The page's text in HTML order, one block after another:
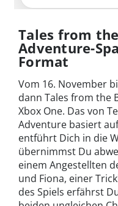
Tales from
Adventure-
Format
Vom 16. November
dann Tales from the
Xbox One. Das von
Adventure basiert
entführt Dich in die
übernimmst Du
einem Angestellten
und Fiona, einer
des Spiels erfährst